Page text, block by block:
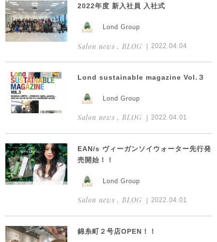
2022年度 新入社員 入社式
Lond Group
Salon news , BLOG 2022.04.04
Lond sustainable magazine Vol.３
Lond Group
Salon news , BLOG 2022.04.01
EAN/s ヴィーガンソイウォーター先行発
売開始！！
Lond Group
Salon news , BLOG 2022.04.01
錦糸町２号店OPEN！！